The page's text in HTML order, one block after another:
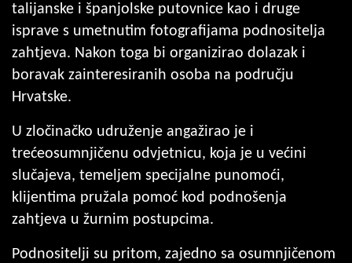
talijanske i španjolske putovnice kao i druge
isprave s umetnutim fotografijama podnositelja
zahtjeva. Nakon toga bi organizirao dolazak i
boravak zainteresiranih osoba na području
Hrvatske.
U zločinačko udruženje angažirao je i
trećeosumnjičenu odvjetnicu, koja je u većini
slučajeva, temeljem specijalne punomoći,
klijentima pružala pomoć kod podnošenja
zahtjeva u žurnim postupcima.
Podnositelji su pritom, zajedno sa osumnjičenom